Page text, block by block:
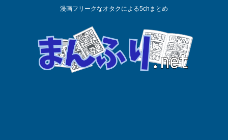
漫画フリークなオタクによる5chまとめ